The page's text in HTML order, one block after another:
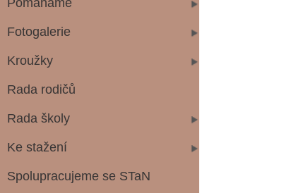
Pomáháme
Fotogalerie
Kroužky
Rada rodičů
Rada školy
Ke stažení
Spolupracujeme se STaN